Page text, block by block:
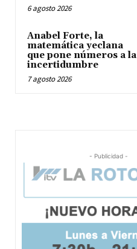
6 agosto 2026
Anabel Forte, la
matemática yeclana
que pone números a la
incertidumbre
7 agosto 2026
- Publicidad -